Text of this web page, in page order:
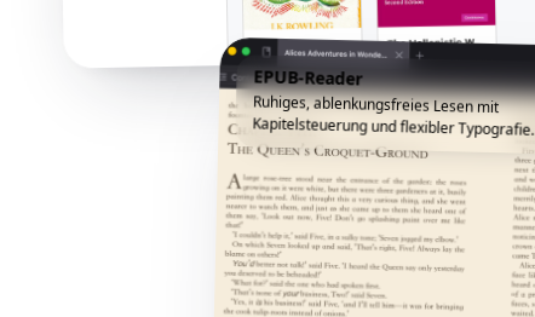
EPUB-Reader
Ruhiges, ablenkungsfreies Lesen mit
Kapitelsteuerung und flexibler Typografie.